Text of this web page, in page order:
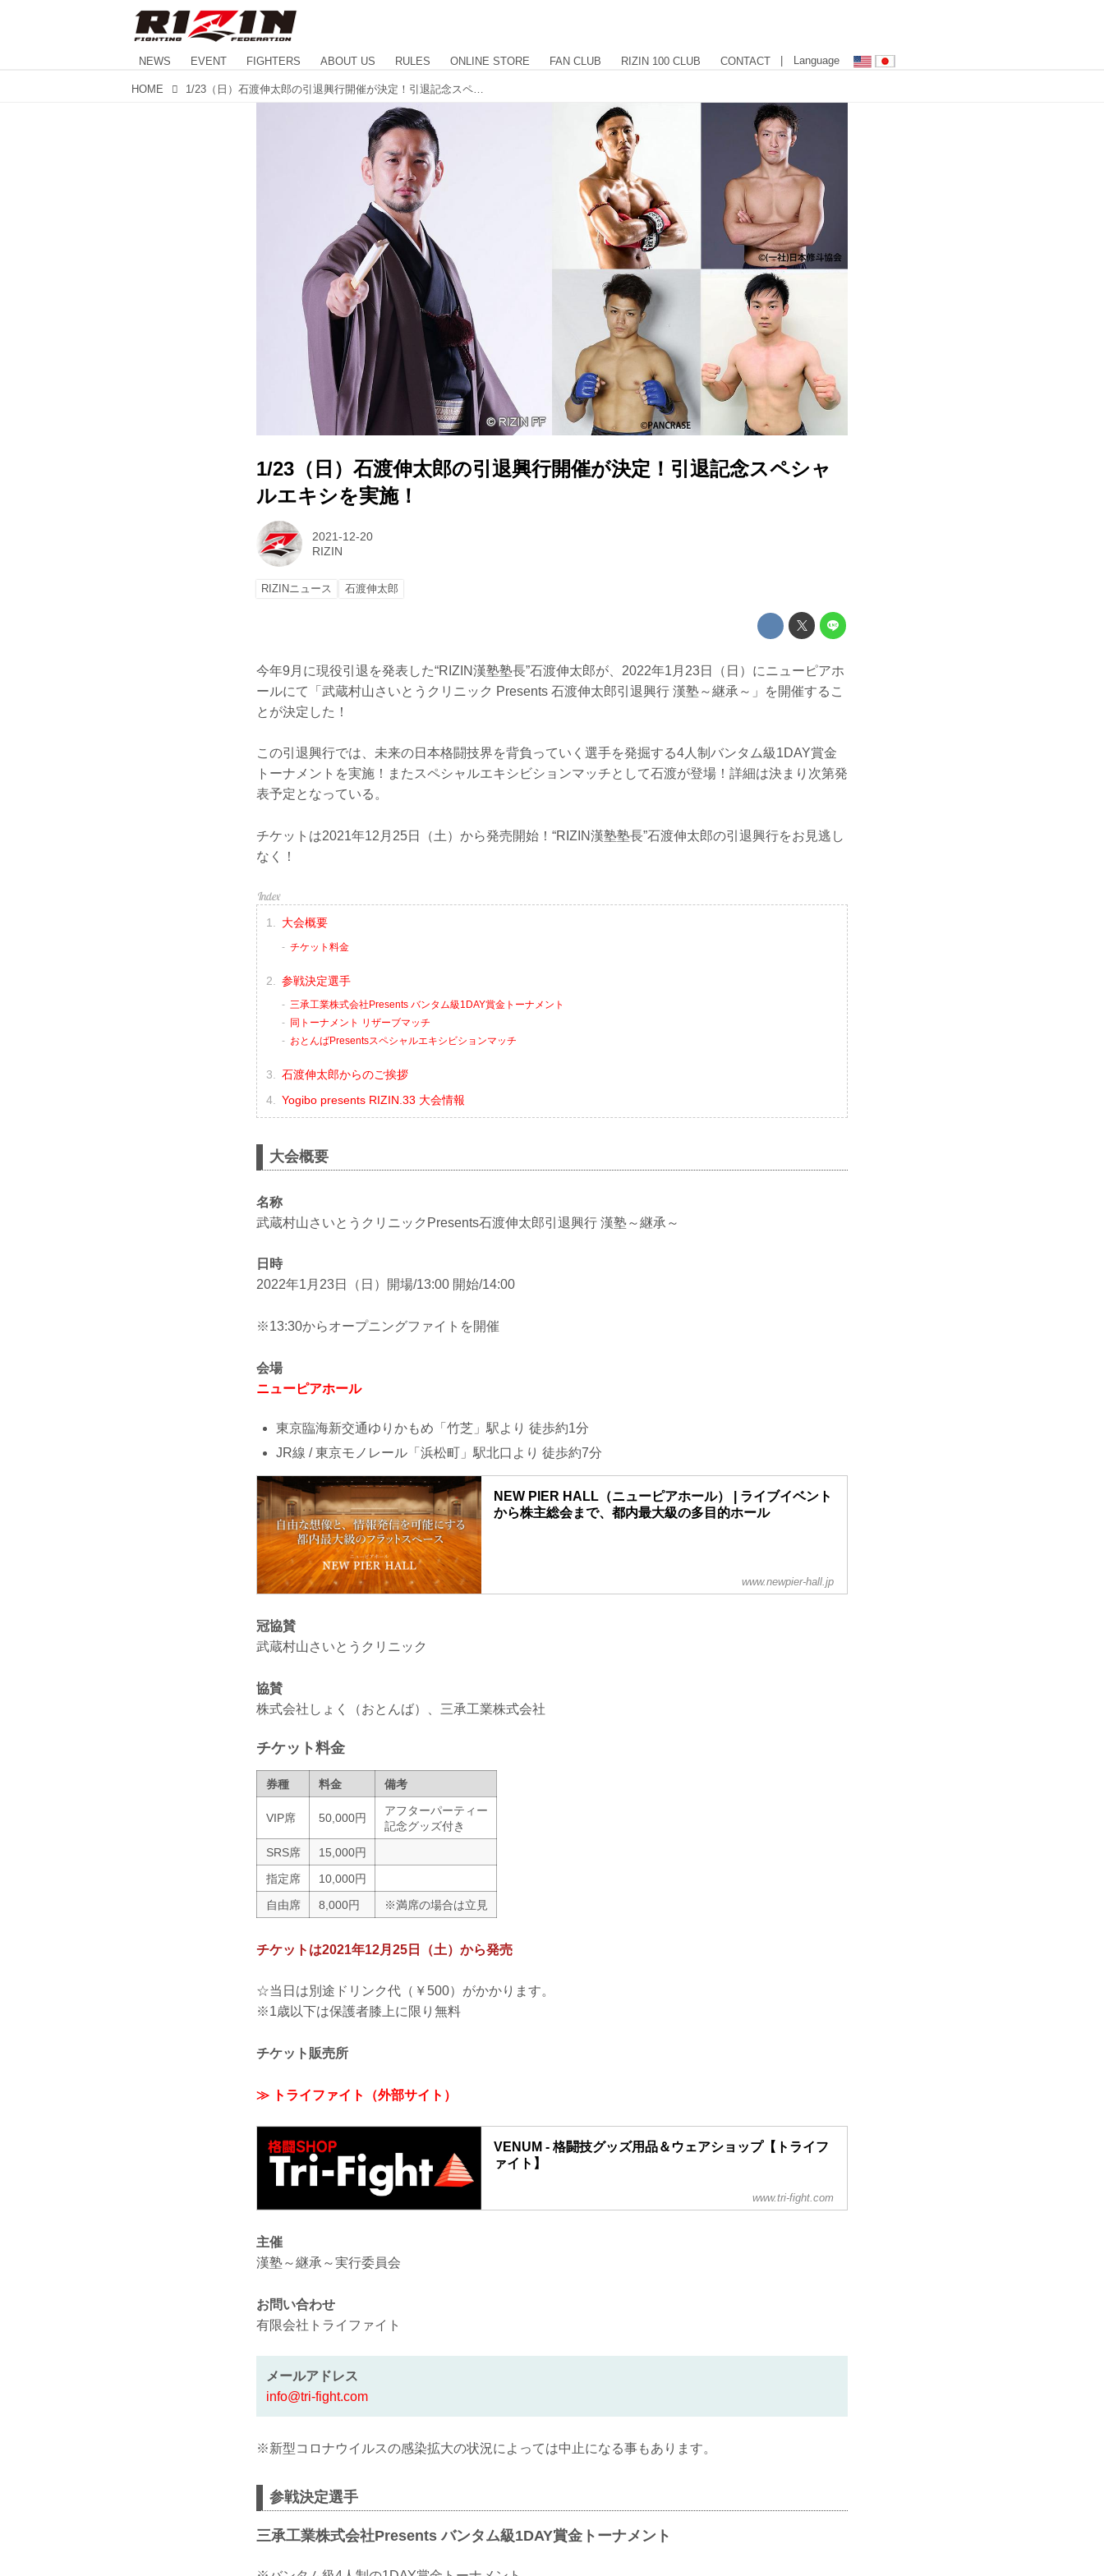
NEWS EVENT FIGHTERS ABOUT US RULES ONLINE STORE FAN CLUB RIZIN 100 CLUB CONTACT | Language
HOME
1/23（日）石渡伸太郎の引退興行開催が決定！引退記念スペシャ
ルエキシを実施！
2021-12-20
RIZIN
RIZINニュース 石渡伸太郎
今年9月に現役引退を発表した“RIZIN漢塾塾長”石渡伸太郎が、2022年1月23日（日）にニューピアホ
ールにて「武蔵村山さいとうクリニック Presents 石渡伸太郎引退興行 漢塾～継承～」を開催するこ
とが決定した！
この引退興行では、未来の日本格闘技界を背負っていく選手を発掘する4人制バンタム級1DAY賞金
トーナメントを実施！またスペシャルエキシビションマッチとして石渡が登場！詳細は決まり次第発
表予定となっている。
チケットは2021年12月25日（土）から発売開始！“RIZIN漢塾塾長”石渡伸太郎の引退興行をお見逃し
なく！
大会概要
チケット料金
参戦決定選手
三承工業株式会社Presents バンタム級1DAY賞金トーナメント
同トーナメント リザーブマッチ
おとんばPresentsスペシャルエキシビションマッチ
石渡伸太郎からのご挨拶
Yogibo presents RIZIN.33 大会情報
大会概要
名称
武蔵村山さいとうクリニックPresents石渡伸太郎引退興行 漢塾～継承～
日時
2022年1月23日（日）開場/13:00 開始/14:00
※13:30からオープニングファイトを開催
会場
ニューピアホール
東京臨海新交通ゆりかもめ「竹芝」駅より 徒歩約1分
JR線 / 東京モノレール「浜松町」駅北口より 徒歩約7分
NEW PIER HALL（ニューピアホール） | ライブイベント
から株主総会まで、都内最大級の多目的ホール
www.newpier-hall.jp
冠協賛
武蔵村山さいとうクリニック
協賛
株式会社しょく（おとんば）、三承工業株式会社
チケット料金
券種 料金 備考
VIP席 50,000円
アフターパーティー
記念グッズ付き
SRS席
15,000円
指定席
10,000円
自由席
8,000円 ※満席の場合は立見
チケットは2021年12月25日（土）から発売
☆当日は別途ドリンク代（￥500）がかかります。
※1歳以下は保護者膝上に限り無料
チケット販売所
≫ トライファイト（外部サイト）
VENUM - 格闘技グッズ用品＆ウェアショップ【トライフ
ァイト】
VENUMなどファイトウェア、エクササイズ＆フィットネスブランド。
ファイトショーツ、ボクシンググローブ、ラッシュガードなど最新の
www.tri-fight.com
主催
漢塾～継承～実行委員会
お問い合わせ
有限会社トライファイト
メールアドレス
info@tri-fight.com
※新型コロナウイルスの感染拡大の状況によっては中止になる事もあります。
参戦決定選手
三承工業株式会社Presents バンタム級1DAY賞金トーナメント